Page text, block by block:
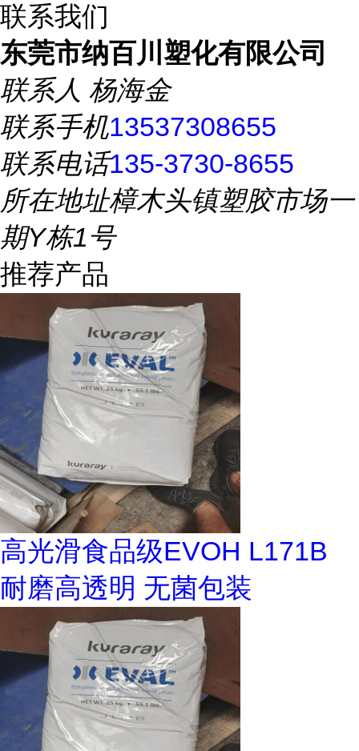
联系我们
东莞市纳百川塑化有限公司
联系人 杨海金
联系手机13537308655
联系电话135-3730-8655
所在地址樟木头镇塑胶市场一
期Y栋1号
推荐产品
高光滑食品级EVOH L171B
耐磨高透明 无菌包装